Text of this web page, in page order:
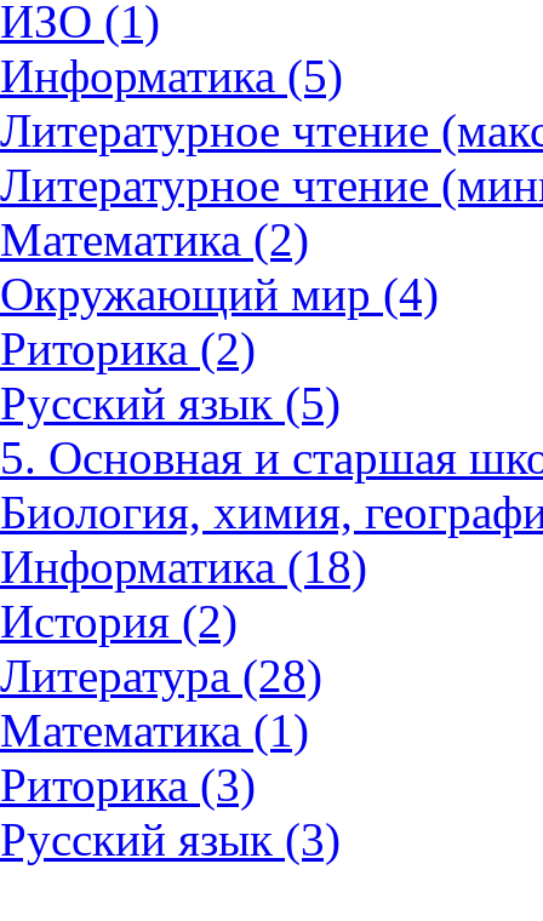
ИЗО (1)
Информатика (5)
Литературное чтение
Литературное чтение
Математика (2)
Окружающий мир (4)
Риторика (2)
Русский язык (5)
5. Основная и старшая
Биология, химия,
Информатика (18)
История (2)
Литература (28)
Математика (1)
Риторика (3)
Русский язык (3)